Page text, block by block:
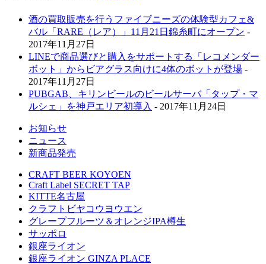
酒の買取販売を行うファイブニーズの体験型カフェ&
バル「RARE（レア）」11月21日錦糸町にオープン -
2017年11月27日
LINEで商品選びと購入をサポートする「レコメンダー
ボット」からビアグラス向けに4体のボットが登場 -
2017年11月27日
PUBGAB、キリンビールのビールサーバ「タップ・マ
ルシェ」を神戸エリア初導入 - 2017年11月24日
お知らせ
ニュース
新商品発売
CRAFT BEER KOYOEN
Craft Label SECRET TAP
KITTE名古屋
クラフトビヤコウヨウエン
グレープフルーツ＆オレンジIPA樽生
サッポロ
銀座ライオン
銀座ライオン GINZA PLACE